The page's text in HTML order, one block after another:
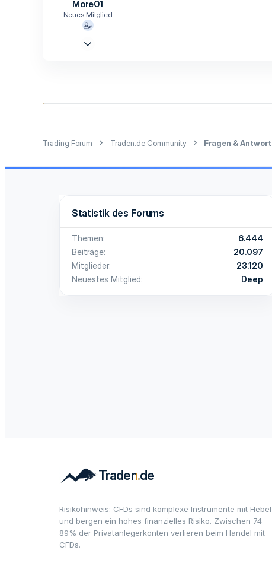
More01
Neues Mitglied
Trading Forum Traden.de Community Fragen &
Statistik des Forums
Themen
6.444
Beiträge
20.097
Mitglieder
23.120
Neuestes Mitglied
Deep
Risikohinweis: CFDs sind komplexe Instrumente mit Hebel
und bergen ein hohes finanzielles Risiko. Zwischen 74-
89% der Privatanlegerkonten verlieren beim Handel mit
CFDs.